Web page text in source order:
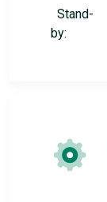
Stand-
by: